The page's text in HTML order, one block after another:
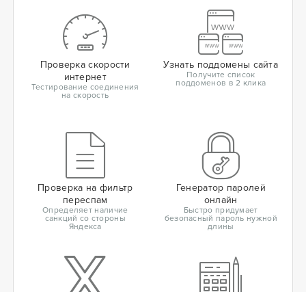
Проверка скорости
интернет
Тестирование соединения
на скорость
Узнать поддомены сайта
Получите список
поддоменов в 2 клика
Проверка на фильтр
переспам
Определяет наличие
санкций со стороны
Яндекса
Генератор паролей
онлайн
Быстро придумает
безопасный пароль нужной
длины